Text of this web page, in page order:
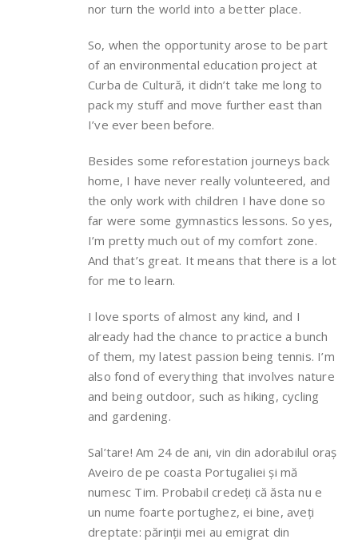
nor turn the world into a better place.
So, when the opportunity arose to be part
of an environmental education project at
Curba de Cultură, it didn’t take me long to
pack my stuff and move further east than
I’ve ever been before.
Besides some reforestation journeys back
home, I have never really volunteered, and
the only work with children I have done so
far were some gymnastics lessons. So yes,
I’m pretty much out of my comfort zone.
And that’s great. It means that there is a lot
for me to learn.
I love sports of almost any kind, and I
already had the chance to practice a bunch
of them, my latest passion being tennis. I’m
also fond of everything that involves nature
and being outdoor, such as hiking, cycling
and gardening.
Sal’tare! Am 24 de ani, vin din adorabilul oraș
Aveiro de pe coasta Portugaliei și mă
numesc Tim. Probabil credeți că ăsta nu e
un nume foarte portughez, ei bine, aveți
dreptate: părinții mei au emigrat din